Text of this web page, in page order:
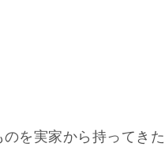
を実家から持ってき